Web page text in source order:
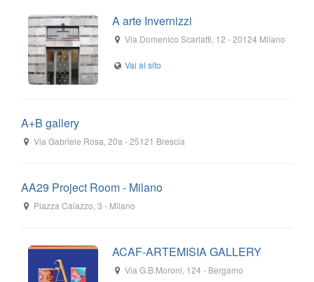
A arte Invernizzi
Via Domenico Scarlatti, 12 -20124 Milano
A+B gallery
Via Gabriele Rosa, 20a -25121 Brescia
AA29 Project Room - Milano
Piazza Caiazzo, 3 - Milano
ACAF-ARTEMISIA GALLERY
Via G.B.Moroni, 124- Bergamo